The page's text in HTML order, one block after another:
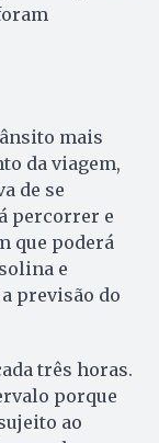
mais
da viagem,
de se
percorrer e
que poderá
e
previsão do
três horas.
porque
ao